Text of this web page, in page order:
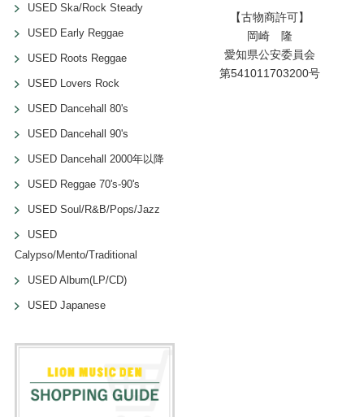
USED Ska/Rock Steady
USED Early Reggae
USED Roots Reggae
USED Lovers Rock
USED Dancehall 80's
USED Dancehall 90's
USED Dancehall 2000年以降
USED Reggae 70's-90's
USED Soul/R&B/Pops/Jazz
USED
Calypso/Mento/Traditional
USED Album(LP/CD)
USED Japanese
【古物商許可】
岡崎 隆
愛知県公安委員会
第541011703200号